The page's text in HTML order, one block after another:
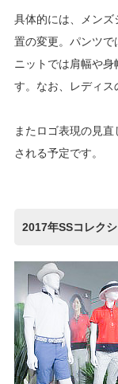
具体的には、メン
置の変更。パンツで
ニットでは肩幅や
す。なお、レディス
またロゴ表現の見
される予定です。
2017年SSコレク